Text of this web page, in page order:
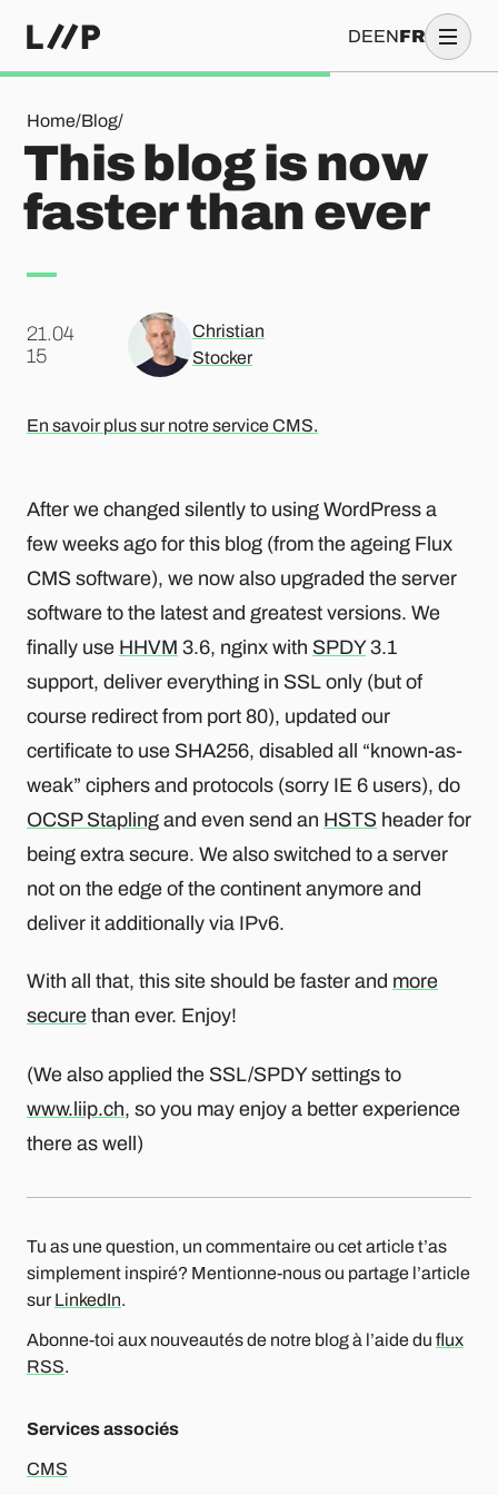
DEENFR
Home/Blog/
This blog is now faster than ever
This blog is now
faster than ever
21.04
.15
Christian
Stocker
En savoir plus sur notre service CMS.
After we changed silently to using WordPress a
few weeks ago for this blog (from the ageing Flux
CMS software), we now also upgraded the server
software to the latest and greatest versions. We
finally use HHVM 3.6, nginx with SPDY3.1
support, deliver everything in SSL only (but of
course redirect from port 80), updated our
certificate to use SHA256, disabled all “known-as-
weak” ciphers and protocols (sorry IE 6 users), do
OCSP Stapling and even send an HSTS header for
being extra secure. We also switched to a server
not on the edge of the continent anymore and
deliver it additionally via IPv6.
With all that, this site should be faster and more
secure than ever. Enjoy!
(We also applied the SSL/SPDY settings to
www.liip.ch, so you may enjoy a better experience
there as well)
Tu as une question, un commentaire ou cet article t’as
simplement inspiré? Mentionne-nous ou partage l’article
sur LinkedIn.
Abonne-toi aux nouveautés de notre blog à l’aide du flux
RSS.
Services associés
CMS